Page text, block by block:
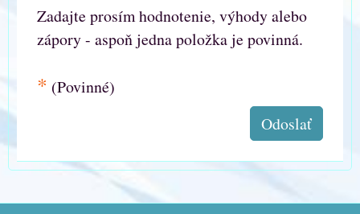
Zadajte prosím hodnotenie, výhody alebo
zápory - aspoň jedna položka je povinná.
* (Povinné)
Odoslať